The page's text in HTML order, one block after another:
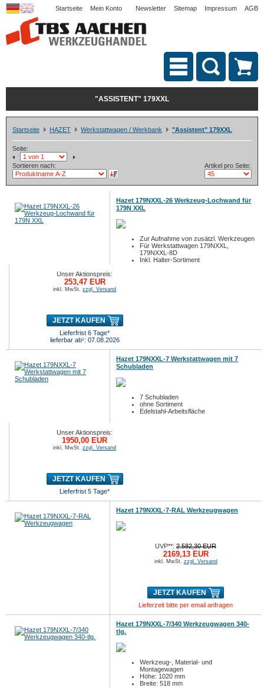
Startseite Mein Konto Newsletter Sitemap Impressum AGB
"ASSISTENT" 179XXL
Startseite HAZET Werkstattwagen / Werkbank "Assistent" 179XXL
Seite:
Sortieren nach: Artikel pro Seite:
Hazet 179NXXL-26 Werkzeug-Lochwand für
179N XXL
Zur Aufnahme von zusätzl. Werkzeugen
Für Werkstattwagen 179NXXL,
179NXXL-8D
Inkl. Halter-Sortiment
Unser Aktionspreis:
253,47 EUR
inkl. MwSt.zzgl. Versand
JETZT KAUFEN
Lieferfrist 6 Tage*
lieferbar ab¹: 07.08.2026
Hazet 179NXXL-7 Werkstattwagen mit 7
Schubladen
7 Schubladen
ohne Sortiment
Edelstahl-Arbeitsfläche
Unser Aktionspreis:
1950,00 EUR
inkl. MwSt.zzgl. Versand
JETZT KAUFEN
Lieferfrist 5 Tage*
Hazet 179NXXL-7-RAL Werkzeugwagen
UVP**:2.582,30 EUR
2169,13 EUR
inkl. MwSt. zzgl. Versand
JETZT KAUFEN
Lieferzeit bitte per email anfragen
Hazet 179NXXL-7/340 Werkzeugwagen 340-
tlg.
Werkzeug-, Material- und
Montagewagen
Höhe: 1020 mm
Breite: 518 mm